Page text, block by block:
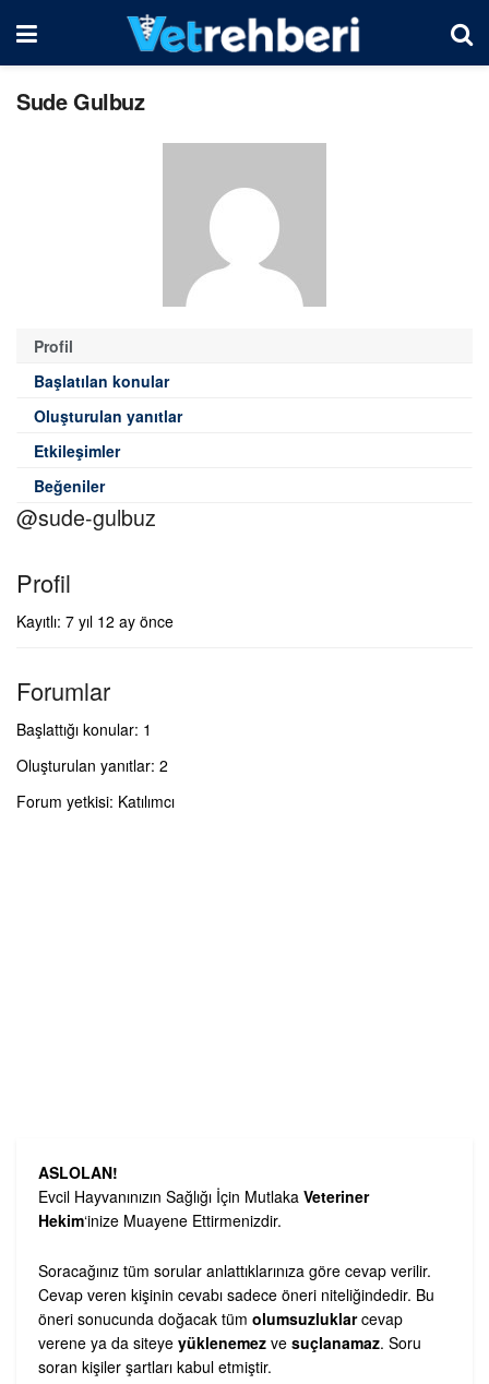
Sude Gulbuz
Profil
Başlatılan konular
Oluşturulan yanıtlar
Etkileşimler
Beğeniler
@sude-gulbuz
Profil
Kayıtlı: 7 yıl 12 ay önce
Forumlar
Başlattığı konular: 1
Oluşturulan yanıtlar: 2
Forum yetkisi: Katılımcı
ASLOLAN!
Evcil Hayvanınızın Sağlığı İçin Mutlaka Veteriner
Hekim‘inize Muayene Ettirmenizdir.
Soracağınız tüm sorular anlattıklarınıza göre cevap verilir.
Cevap veren kişinin cevabı sadece öneri niteliğindedir. Bu
öneri sonucunda doğacak tüm olumsuzluklarcevap
verene ya da siteye yüklenemez ve suçlanamaz. Soru
soran kişiler şartları kabul etmiştir.